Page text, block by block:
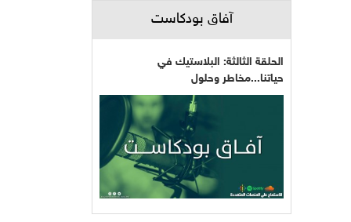
آفاق بودكاست
الحلقة الثالثة: البلاستيك في
حياتنا...مخاطر وحلول